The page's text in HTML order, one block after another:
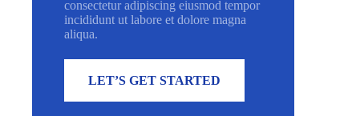
consectetur adipiscing eiusmod tempor
incididunt ut labore et dolore magna
aliqua.
LET’S GET STARTED